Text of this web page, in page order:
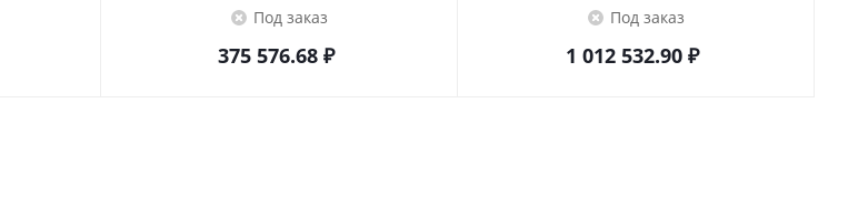
Под заказ
375 576.68₽
Под заказ
1 012 532.90 ₽